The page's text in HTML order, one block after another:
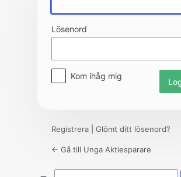
Lösenord
Kom ihåg mig
Registrera Glömt ditt lösenord?
← Gå till Unga Aktiesparare